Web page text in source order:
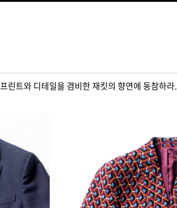
린트와 디테일을 겸비한 재킷의 향연에 동참하라.